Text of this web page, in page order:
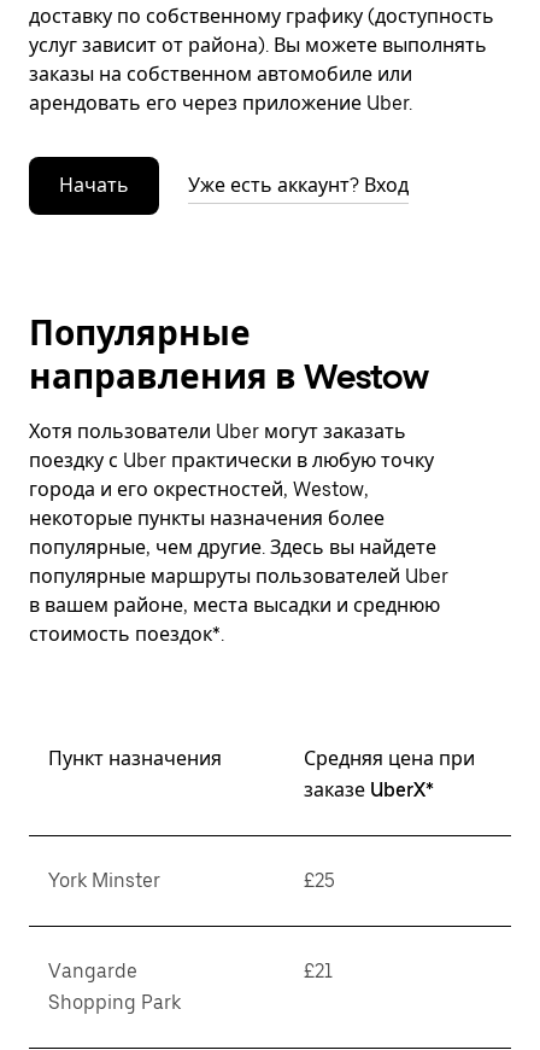
доставку по собственному графику (доступность
услуг зависит от района). Вы можете выполнять
заказы на собственном автомобиле или
арендовать его через приложение Uber.
Начать Уже есть аккаунт? Вход
Популярные
направления в Westow
Хотя пользователи Uber могут заказать
поездку с Uber практически в любую точку
города и его окрестностей, Westow,
некоторые пункты назначения более
популярные, чем другие. Здесь вы найдете
популярные маршруты пользователей Uber
в вашем районе, места высадки и среднюю
стоимость поездок*.
Пункт назначения
Средняя цена при
заказе UberX*
York Minster £25
Vangarde
Shopping Park
£21